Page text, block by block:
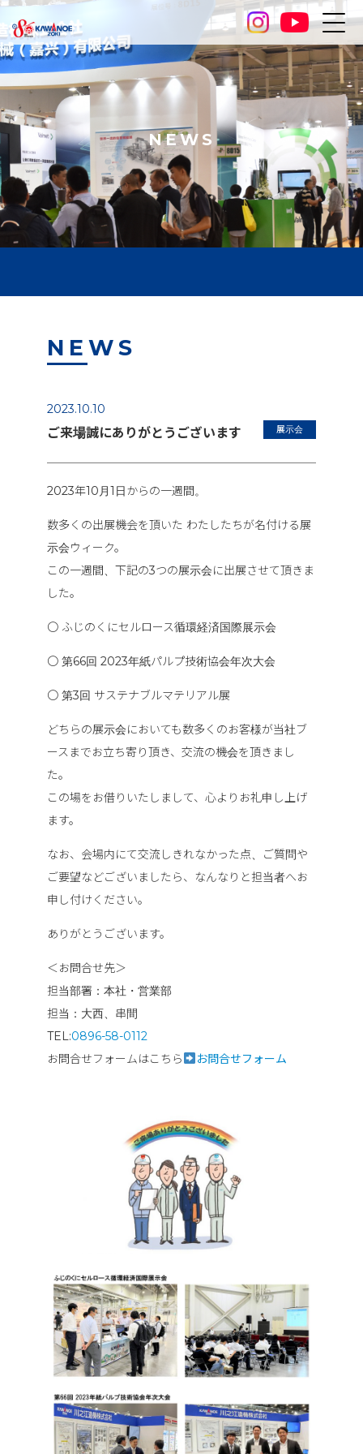
NEWS
NEWS
2023.10.10
ご来場誠にありがとうございます 展示会
2023年10月1日からの一週間。
数多くの出展機会を頂いた わたしたちが名付ける展
示会ウィーク。
この一週間、下記の3つの展示会に出展させて頂きま
した。
〇 ふじのくにセルロース循環経済国際展示会
〇 第66回 2023年紙パルプ技術協会年次大会
〇 第3回 サステナブルマテリアル展
どちらの展示会においても数多くのお客様が当社ブ
ースまでお立ち寄り頂き、交流の機会を頂きまし
た。
この場をお借りいたしまして、心よりお礼申し上げ
ます。
なお、会場内にて交流しきれなかった点、ご質問や
ご要望などございましたら、なんなりと担当者へお
申し付けください。
ありがとうございます。
＜お問合せ先＞
担当部署：本社・営業部
担当：大西、串間
TEL:0896-58-0112
お問合せフォームはこちら
お問合せフォーム